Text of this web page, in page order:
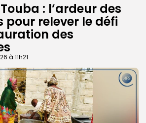
: l’ardeur des
pour relever le défi
des
à 11h21